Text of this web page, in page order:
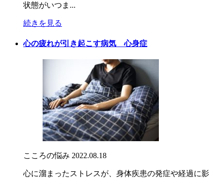
状態がいつま...
続きを見る
心の疲れが引き起こす病気 心身症
こころの悩み 2022.08.18
心に溜まったストレスが、身体疾患の発症や経過に影